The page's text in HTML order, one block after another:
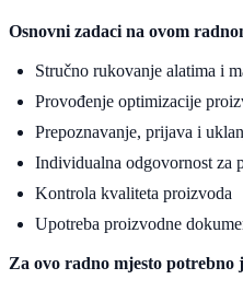
Osnovni zadaci na ovom
Stručno rukovanje alatima i
Provođenje optimizacije
Prepoznavanje, prijava i
Individualna odgovornost za
Kontrola kvaliteta proizvoda
Upotreba proizvodne
Za ovo radno mjesto potrebno